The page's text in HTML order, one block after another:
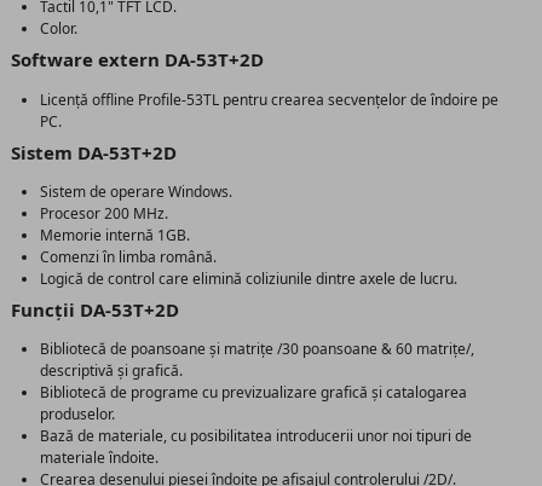
Tactil 10,1" TFT LCD.
Color.
Software extern DA-53T+2D
Licență offline Profile-53TL pentru crearea secvențelor de îndoire pe
PC.
Sistem DA-53T+2D
Sistem de operare Windows.
Procesor 200 MHz.
Memorie internă 1GB.
Comenzi în limba română.
Logică de control care elimină coliziunile dintre axele de lucru.
Funcții DA-53T+2D
Bibliotecă de poansoane și matrițe /30 poansoane & 60 matrițe/,
descriptivă și grafică.
Bibliotecă de programe cu previzualizare grafică și catalogarea
produselor.
Bază de materiale, cu posibilitatea introducerii unor noi tipuri de
materiale îndoite.
Crearea desenului piesei îndoite pe afișajul controlerului /2D/.